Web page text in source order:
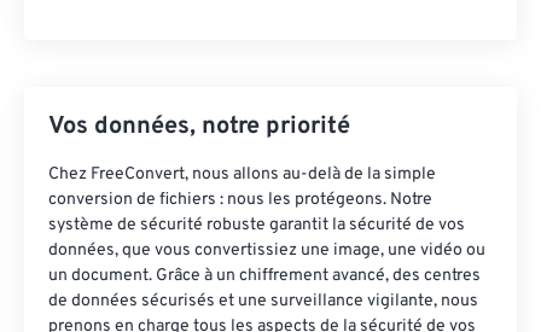
Vos données, notre priorité
Chez FreeConvert, nous allons au-delà de la simple
conversion de fichiers : nous les protégeons. Notre
système de sécurité robuste garantit la sécurité de vos
données, que vous convertissiez une image, une vidéo ou
un document. Grâce à un chiffrement avancé, des centres
de données sécurisés et une surveillance vigilante, nous
prenons en charge tous les aspects de la sécurité de vos